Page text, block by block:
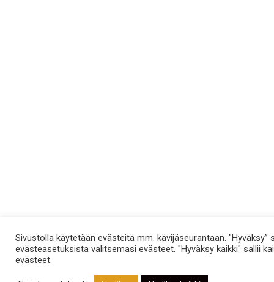
Sivustolla käytetään evästeitä mm. kävijäseurantaan. "Hyväksy”
evästeasetuksista valitsemasi evästeet. "Hyväksy kaikki" sallii
evästeet.